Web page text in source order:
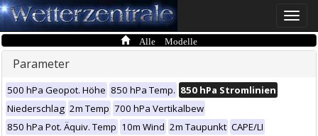
Toggle
Alle Modelle
Parameter
500 hPa Geopot. Höhe 850 hPa Temp. 850 hPa Stromlinien
Niederschlag 2m Temp 700 hPa Vertikalbew
850 hPa Pot. Äquiv. Temp 10m Wind 2m Taupunkt CAPE/LI